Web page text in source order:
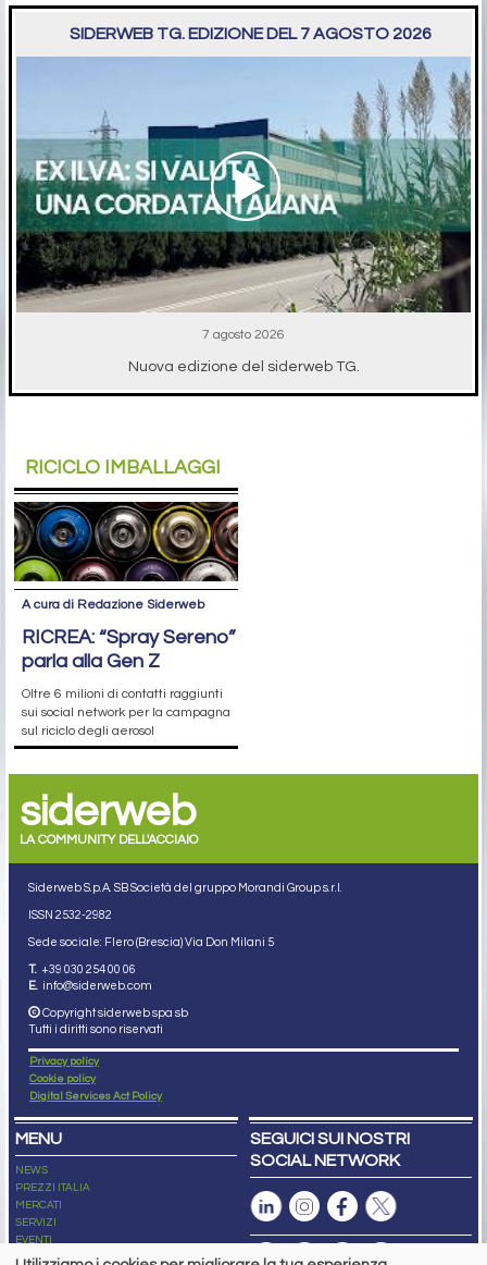
SIDERWEB TG. EDIZIONE DEL 7 AGOSTO 2026
7 agosto 2026
Nuova edizione del siderweb TG.
RICICLO IMBALLAGGI
A cura di Redazione Siderweb
RICREA: “Spray Sereno”
parla alla Gen Z
Oltre 6 milioni di contatti raggiunti
sui social network per la campagna
sul riciclo degli aerosol
siderweb
LA COMMUNITY DELL'ACCIAIO
Siderweb S.p.A. SB Società del gruppo Morandi Group s.r.l.
ISSN 2532-2982
Sede sociale: Flero (Brescia) Via Don Milani 5
T. +39 030 254 00 06
E. info@siderweb.com
Copyright siderweb spa sb
Tutti i diritti sono riservati
Privacy policy
Cookie policy
Digital Services Act Policy
MENU
NEWS
PREZZI ITALIA
MERCATI
SERVIZI
EVENTI
ABBONAMENTI
SEGUICI SUI NOSTRI
SOCIAL NETWORK